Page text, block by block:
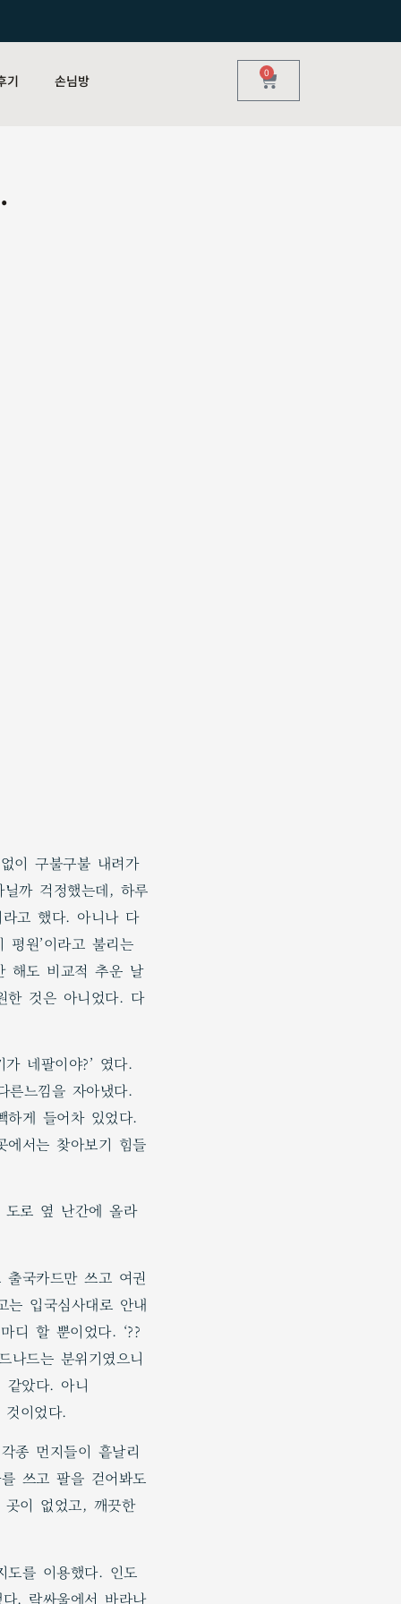
기 손님방 0
이 구불구불 내려가
까 걱정했는데, 하루
고 했다. 아니나 다
원’이라고 불리는
해도 비교적 추운 날
한 것은 아니었다. 다
네팔이야?’ 였다.
른느낌을 자아냈다.
하게 들어차 있었다.
서는 찾아보기 힘들
로 옆 난간에 올라
국카드만 쓰고 여권
는 입국심사대로 안내
디 할 뿐이었다. ‘??
나드는 분위기였으니
았다. 아니
이었다.
종 먼지들이 흩날리
쓰고 팔을 걷어봐도
이 없었고, 깨끗한
도를 이용했다. 인도
. 락싸울에서 바라나